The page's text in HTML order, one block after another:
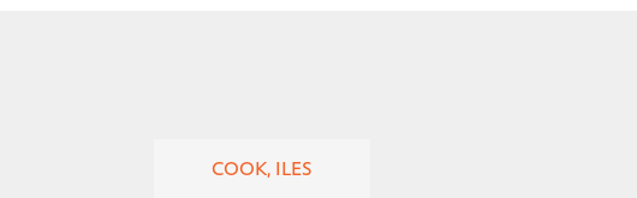
COOK, ILES